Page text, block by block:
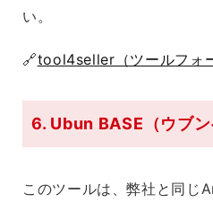
い。
🔗tool4seller（ツールフォ
6. Ubun BASE（ウブン
このツールは、弊社と同じ